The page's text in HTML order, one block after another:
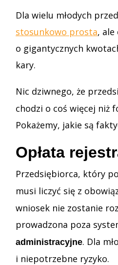
Dla wielu młodych
stosunkowo prosta,
o gigantycznych
kary.
Nic dziwnego, że
chodzi o coś więcej niż
Pokażemy, jakie są
Opłata
Przedsiębiorca, który
musi liczyć się z
wniosek nie zostanie
prowadzona poza
administracyjne. Dla
i niepotrzebne ryzyko.